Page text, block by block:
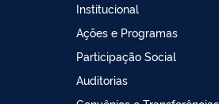
Institucional
Ações e Programas
Participação Social
Auditorias